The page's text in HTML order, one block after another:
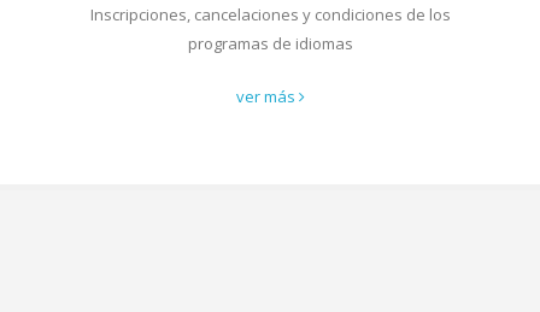
Inscripciones, cancelaciones y condiciones de los
programas de idiomas
ver más